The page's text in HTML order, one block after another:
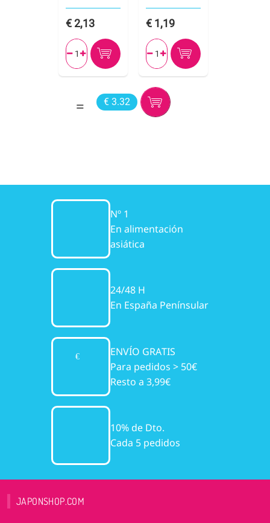
2,13
 
1,19
 
€ 3.32
Nº 1
En alimentación
asiática
24/48 H
En España Penínsular
ENVÍO GRATIS
Para pedidos > 50€
Resto a 3,99€
10% de Dto.
Cada 5 pedidos
JAPONSHOP.COM